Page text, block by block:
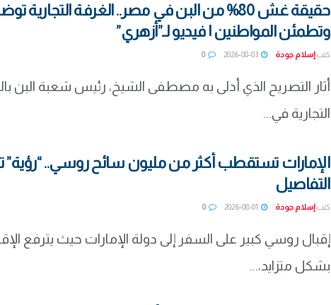
حقيقة غش 80% من البن في مصر.. الغرفة التجارية
وتطمئن المواطنين | فيديو لـ”أزهري”
كتب إسلام جودة 2026-08-03
0
أثار التصريح الذي أدلى به مصطفى الشيخ، رئيس شعبة البن
التجارية في...
الإمارات تستقطب أكثر من مليون سائح روسي..
التفاصيل
كتب إسلام جودة 0
إقبال روسي كبير على السفر إلى دولة الإمارات حيث يترفع
بشكل متزايد،...